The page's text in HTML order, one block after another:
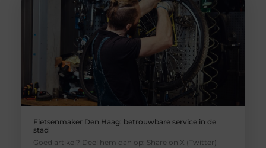
Fietsenmaker Den Haag: betrouwbare service in de
stad
Goed artikel? Deel hem dan op: Share on X (Twitter)